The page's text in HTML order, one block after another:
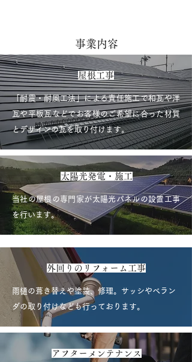
事業内容
屋根工事
「耐震・耐風工法」による責任施工で和瓦や洋
瓦や平板瓦などでお客様のご希望に合った材質
とデザインの瓦を取り付けます。
​太陽光発電・施工
当社の屋根の専門家が太陽光パネルの設置工事
を行います。
外回りのリフォーム工事
雨樋の葺き替えや塗装、修理。サッシやベラン
ダの取り付けなども行っております。
アフターメンテナンス